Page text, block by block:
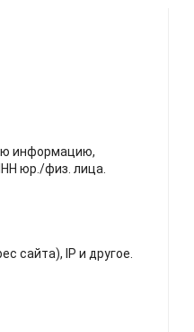
информацию,
юр./физ. лица.
сайта), IP и другое.